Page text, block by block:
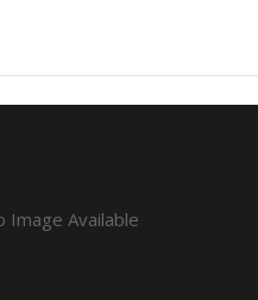
Image Available